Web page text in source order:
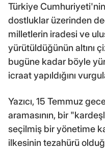
Türkiye Cumhuriyeti'nin
dostluklar üzerinden
milletlerin iradesi ve
yürütüldüğünün altını
bugüne kadar böyle
icraat yapıldığını
Yazıcı, 15 Temmuz
aramasının, bir
seçilmiş bir yönetime
ilkesinin tezahürü